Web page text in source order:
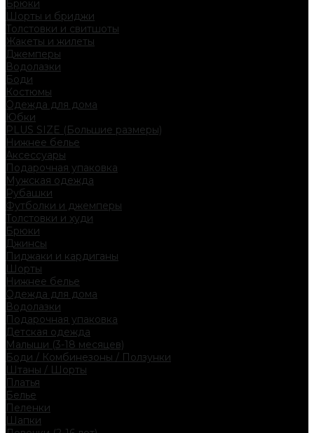
Брюки
Шорты и бриджи
Толстовки и свитшоты
Жакеты и жилеты
Джемперы
Водолазки
Боди
Костюмы
Одежда для дома
Юбки
PLUS SIZE (Большие размеры)
Нижнее белье
Аксессуары
Подарочная упаковка
Мужская одежда
Рубашки
Футболки и джемперы
Толстовки и худи
Брюки
Джинсы
Пиджаки и кардиганы
Шорты
Нижнее белье
Одежда для дома
Водолазки
Подарочная упаковка
Детская одежда
Малыши (3-18 месяцев)
Боди / Комбинезоны / Ползунки
Штаны / Шорты
Платья
Белье
Пеленки
Шапки